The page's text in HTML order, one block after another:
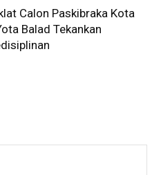
Calon Paskibraka Kota
Balad Tekankan